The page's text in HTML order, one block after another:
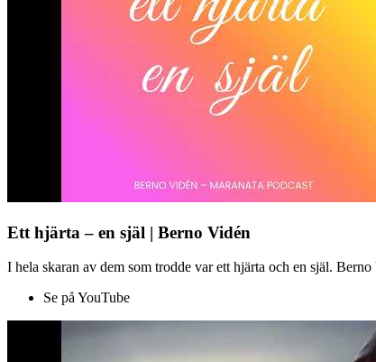
Ett hjärta – en själ | Berno Vidén
I hela skaran av dem som trodde var ett hjärta och en själ.
Se på YouTube